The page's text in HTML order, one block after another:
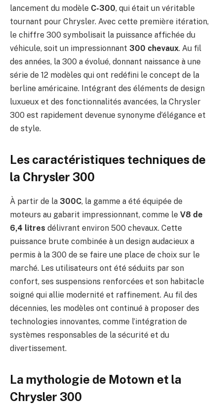
lancement du modèle C-300, qui était un véritable
tournant pour Chrysler. Avec cette première itération,
le chiffre 300 symbolisait la puissance affichée du
véhicule, soit un impressionnant 300 chevaux. Au fil
des années, la 300 a évolué, donnant naissance à une
série de 12 modèles qui ont redéfini le concept de la
berline américaine. Intégrant des éléments de design
luxueux et des fonctionnalités avancées, la Chrysler
300 est rapidement devenue synonyme d’élégance et
de style.
Les caractéristiques techniques de
la Chrysler 300
À partir de la 300C, la gamme a été équipée de
moteurs au gabarit impressionnant, comme le V8 de
6,4 litres délivrant environ 500 chevaux. Cette
puissance brute combinée à un design audacieux a
permis à la 300 de se faire une place de choix sur le
marché. Les utilisateurs ont été séduits par son
confort, ses suspensions renforcées et son habitacle
soigné qui allie modernité et raffinement. Au fil des
décennies, les modèles ont continué à proposer des
technologies innovantes, comme l’intégration de
systèmes responsables de la sécurité et du
divertissement.
La mythologie de Motown et la
Chrysler 300